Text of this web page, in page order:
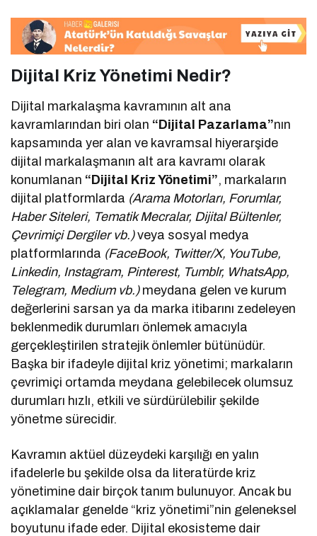
Dijital Kriz Yönetimi Nedir?
Dijital markalaşma kavramının alt ana
kavramlarından biri olan “Dijital Pazarlama”nın
kapsamında yer alan ve kavramsal hiyerarşide
dijital markalaşmanın alt ara kavramı olarak
konumlanan “Dijital Kriz Yönetimi”, markaların
dijital platformlarda (Arama Motorları, Forumlar,
Haber Siteleri, Tematik Mecralar, Dijital Bültenler,
Çevrimiçi Dergiler vb.)veya sosyal medya
platformlarında (FaceBook, Twitter/X, YouTube,
Linkedin, Instagram, Pinterest, Tumblr, WhatsApp,
Telegram, Medium vb.)meydana gelen ve kurum
değerlerini sarsan ya da marka itibarını zedeleyen
beklenmedik durumları önlemek amacıyla
gerçekleştirilen stratejik önlemler bütünüdür.
Başka bir ifadeyle dijital kriz yönetimi; markaların
çevrimiçi ortamda meydana gelebilecek olumsuz
durumları hızlı, etkili ve sürdürülebilir şekilde
yönetme sürecidir.
Kavramın aktüel düzeydeki karşılığı en yalın
ifadelerle bu şekilde olsa da literatürde kriz
yönetimine dair birçok tanım bulunuyor. Ancak bu
açıklamalar genelde “kriz yönetimi”nin geleneksel
boyutunu ifade eder. Dijital ekosisteme dair